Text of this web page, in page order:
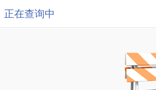
正在查询中